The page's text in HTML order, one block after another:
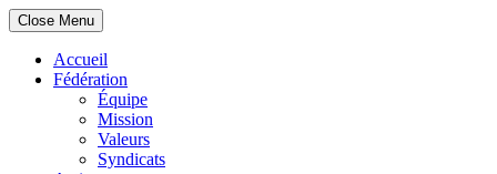
Close Menu
Accueil
Fédération
Équipe
Mission
Valeurs
Syndicats